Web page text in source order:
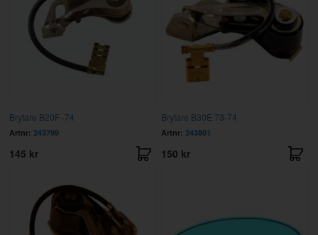
Brytare B20F -74
Artnr: 243799
145 kr
Brytare B30E 73-74
Artnr: 243801
150 kr